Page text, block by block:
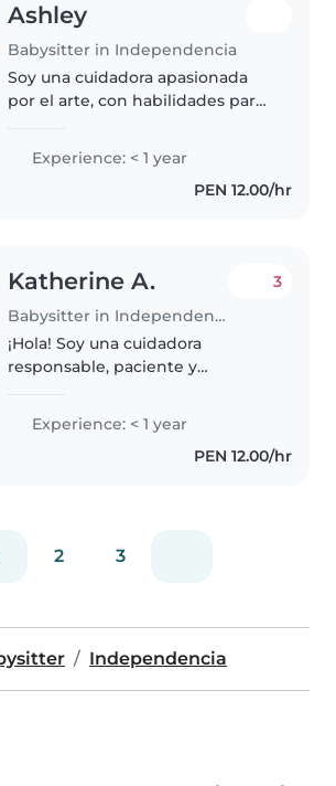
Ashley
Babysitter in Independencia
Soy una cuidadora apasionada
por el arte, con habilidades para
Responsable y paciente, adoro
trabajar con pequeños de menos
de 3 años. Ayudo con tareas..
Experience: < 1 year
PEN 12.00/hr
Katherine A.
Babysitter in Independencia
3
¡Hola! Soy una cuidadora
responsable, paciente y
experiencia en el cuidado de
bebés, niños pequeños y
Experience: < 1 year
PEN 12.00/hr
2 3
Independencia